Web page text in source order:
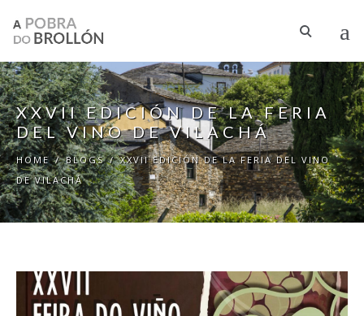
XXVII EDICIÓN DE LA FERIA
DEL VINO DE VILACHÁ
HOME / BLOGS / XXVII EDICIÓN DE LA FERIA DEL VINO
DE VILACHÁ